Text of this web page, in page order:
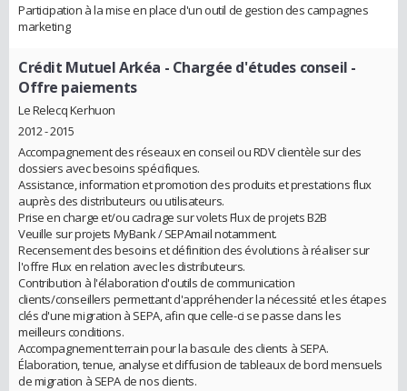
Participation à la mise en place d'un outil de gestion des campagnes
marketing
Crédit Mutuel Arkéa - Chargée d'études conseil -
Offre paiements
Le Relecq Kerhuon
2012 - 2015
Accompagnement des réseaux en conseil ou RDV clientèle sur des
dossiers avec besoins spécifiques.
Assistance, information et promotion des produits et prestations flux
auprès des distributeurs ou utilisateurs.
Prise en charge et/ou cadrage sur volets Flux de projets B2B
Veuille sur projets MyBank / SEPAmail notamment.
Recensement des besoins et définition des évolutions à réaliser sur
l'offre Flux en relation avec les distributeurs.
Contribution à l'élaboration d'outils de communication
clients/conseillers permettant d'appréhender la nécessité et les étapes
clés d'une migration à SEPA, afin que celle-ci se passe dans les
meilleurs conditions.
Accompagnement terrain pour la bascule des clients à SEPA.
Élaboration, tenue, analyse et diffusion de tableaux de bord mensuels
de migration à SEPA de nos clients.